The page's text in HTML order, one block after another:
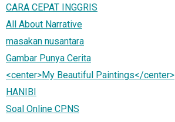
CARA CEPAT INGGRIS
All About Narrative
masakan nusantara
Gambar Punya Cerita
<center>My Beautiful Paintings</center>
HANIBI
Soal Online CPNS